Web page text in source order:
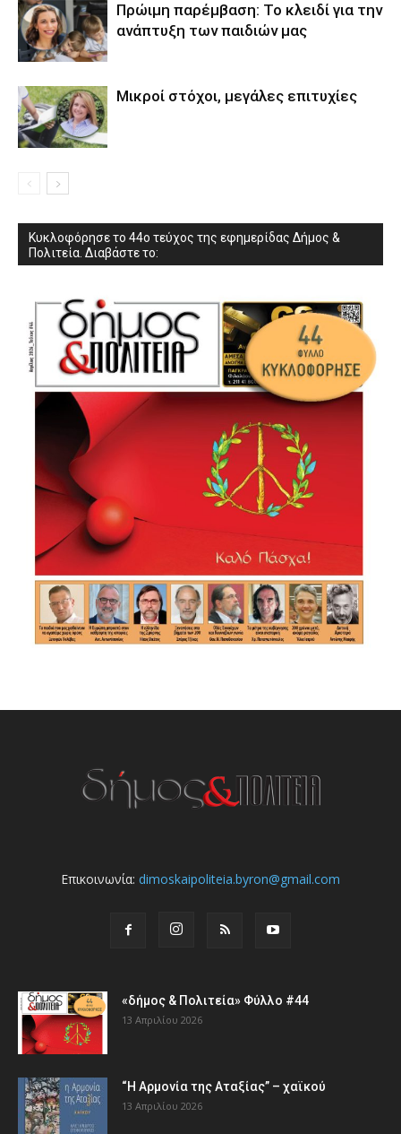
Πρώιμη παρέμβαση: Το κλειδί για την
ανάπτυξη των παιδιών µας
Μικροί στόχοι, μεγάλες επιτυχίες
Κυκλοφόρησε το 44ο τεύχος της εφημερίδας Δήμος &
Πολιτεία. Διαβάστε το:
Επικοινωνία: dimoskaipoliteia.byron@gmail.com
«δήμος & Πολιτεία» Φύλλο #44
13 Απριλίου 2026
“Η Αρμονία της Αταξίας” – χαϊκού
13 Απριλίου 2026